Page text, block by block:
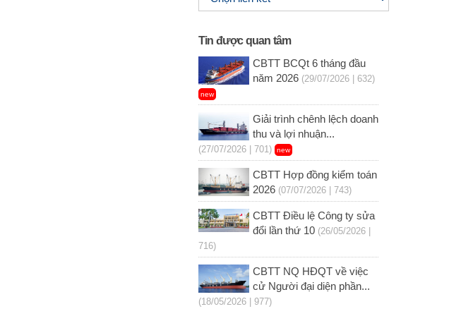
Tin được quan tâm
CBTT BCQt 6 tháng đầu
năm 2026 (29/07/2026 | 632)
new
Giải trình chênh lệch doanh
thu và lợi nhuận...
(27/07/2026 | 701) new
CBTT Hợp đồng kiểm toán
2026 (07/07/2026 | 743)
CBTT Điều lệ Công ty sửa
đổi lần thứ 10 (26/05/2026 |
716)
CBTT NQ HĐQT về việc
cử Người đại diện phần...
(18/05/2026 | 977)